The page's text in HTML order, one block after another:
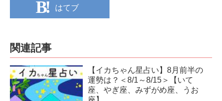
はてブ
関連記事
【イカちゃん星占い】8月前半の
運勢は？＜8/1～8/15＞【いて
座、やぎ座、みずがめ座、うお